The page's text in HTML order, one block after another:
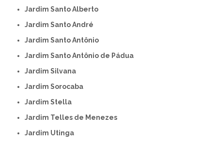
Jardim Santo Alberto
Jardim Santo André
Jardim Santo Antônio
Jardim Santo Antônio de Pádua
Jardim Silvana
Jardim Sorocaba
Jardim Stella
Jardim Telles de Menezes
Jardim Utinga